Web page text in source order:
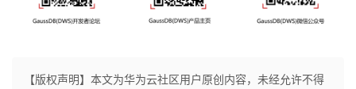
【版权声明】本文为华为云社区用户原创内容，未经允许不得